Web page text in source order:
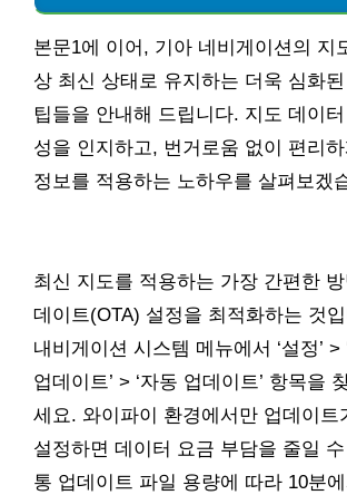
본문1에 이어, 기아 네비게이션의 지
상 최신 상태로 유지하는 더욱 심화
팁들을 안내해 드립니다. 지도 데이
성을 인지하고, 번거로움 없이 편리
정보를 적용하는 노하우를 살펴보겠
최신 지도를 적용하는 가장 간편한
데이트(OTA) 설정을 최적화하는 것
내비게이션 시스템 메뉴에서 ‘설정’ >
업데이트’ > ‘자동 업데이트’ 항목을
세요. 와이파이 환경에서만 업데이트
설정하면 데이터 요금 부담을 줄일
통 업데이트 파일 용량에 따라 10분에